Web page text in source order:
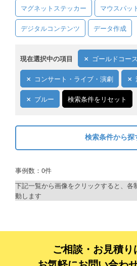
マグネットステッカー マウスパッ
デジタルコンテンツ データ作成
現在選択中の項目 ゴールドコース
コンサート・ライブ・演劇
ブルー 検索条件をリセット
検索条件から探
制作プランで探す
ベーシックコース
シルバーコース
事例数：0件
下記一覧から画像をクリックすると、各
動します
ご相談・お見積り